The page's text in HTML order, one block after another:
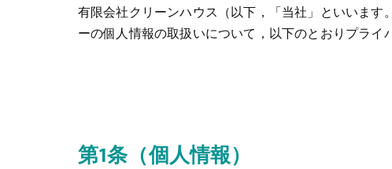
有限会社クリーンハウス（以下，「当社」といいま
ーの個人情報の取扱いについて，以下のとおりプライ
第1条（個人情報）